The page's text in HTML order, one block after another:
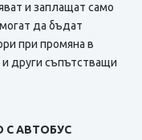
и заплащат само
да бъдат
при промяна в
и други съпътстващи
С АВТОБУС